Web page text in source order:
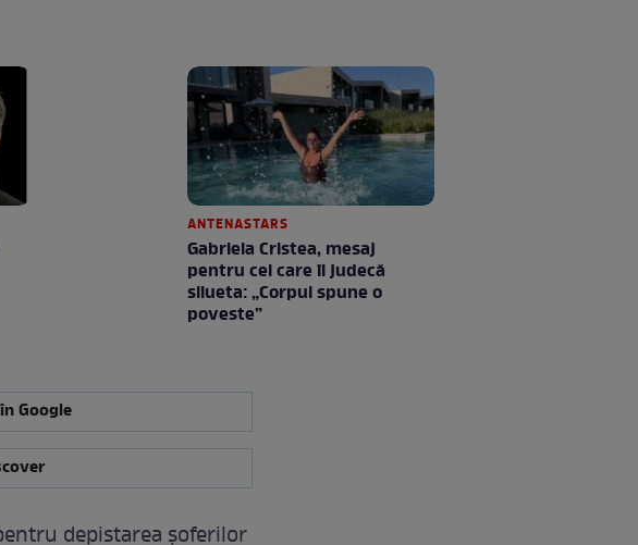
ANTENASTARS
Gabriela Cristea, mesaj
pentru cei care îi judecă
silueta: „Corpul spune o
poveste”
Google
depistarea șoferilor